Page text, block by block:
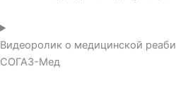
Видеоролик о медицинской
СОГАЗ-Мед